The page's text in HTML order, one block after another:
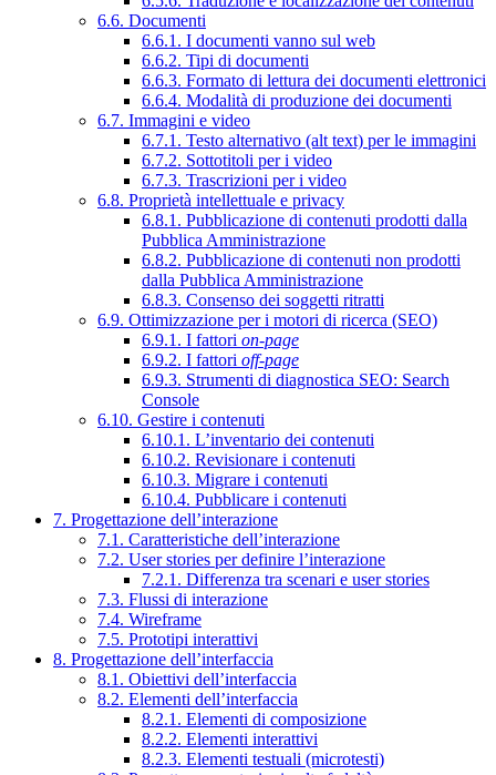
6.6. Documenti
6.6.1. I documenti vanno sul web
6.6.2. Tipi di documenti
6.6.3. Formato di lettura dei documenti elettronici
6.6.4. Modalità di produzione dei documenti
6.7. Immagini e video
6.7.1. Testo alternativo (alt text) per le immagini
6.7.2. Sottotitoli per i video
6.7.3. Trascrizioni per i video
6.8. Proprietà intellettuale e privacy
6.8.1. Pubblicazione di contenuti prodotti dalla
Pubblica Amministrazione
6.8.2. Pubblicazione di contenuti non prodotti
dalla Pubblica Amministrazione
6.8.3. Consenso dei soggetti ritratti
6.9. Ottimizzazione per i motori di ricerca (SEO)
6.9.1. I fattori on-page
6.9.2. I fattori off-page
6.9.3. Strumenti di diagnostica SEO: Search
Console
6.10. Gestire i contenuti
6.10.1. L’inventario dei contenuti
6.10.2. Revisionare i contenuti
6.10.3. Migrare i contenuti
6.10.4. Pubblicare i contenuti
7. Progettazione dell’interazione
7.1. Caratteristiche dell’interazione
7.2. User stories per definire l’interazione
7.2.1. Differenza tra scenari e user stories
7.3. Flussi di interazione
7.4. Wireframe
7.5. Prototipi interattivi
8. Progettazione dell’interfaccia
8.1. Obiettivi dell’interfaccia
8.2. Elementi dell’interfaccia
8.2.1. Elementi di composizione
8.2.2. Elementi interattivi
8.2.3. Elementi testuali (microtesti)